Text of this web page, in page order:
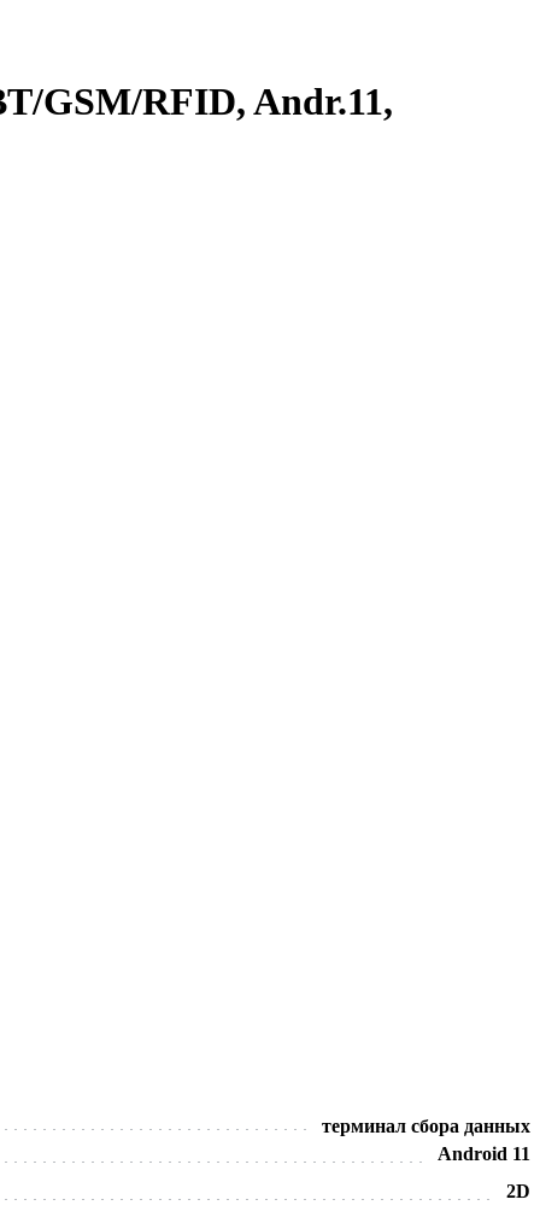
GSM/RFID, Andr.11,
терминал сбора данных
Android 11
2D